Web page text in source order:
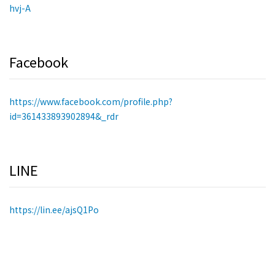
hvj-A
Facebook
https://www.facebook.com/profile.php?
id=361433893902894&_rdr
LINE
https://lin.ee/ajsQ1Po